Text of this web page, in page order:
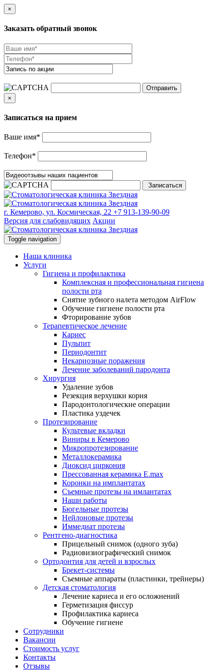
×
Заказать обратный звонок
×
Записаться на прием
Ваше имя*
Телефон*
г. Кемерово, ул. Космическая, 22 +7 913-139-90-09
Версия для слабовидящих Акции
Toggle navigation
Наша клиника
Услуги
Гигиена и профилактика
Комплексная и профессиональная гигиена
полости рта
Снятие зубного налета методом AirFlow
Обучение гигиене полости рта
Фторирование зубов
Терапевтическое лечение
Кариес
Пульпит
Периодонтит
Некариозные поражения
Лечение заболеваний пародонта
Хирургия
Удаление зубов
Резекция верхушки корня
Пародонтологические операции
Пластика уздечек
Протезирование
Культевые вкладки
Виниры в Кемерово
Микропротезирование
Металлокерамика
Диоксид циркония
Прессованная керамика E.max
Коронки на имплантатах
Съемные протезы на имлантатах
Наши работы
Бюгельные протезы
Нейлоновые протезы
Иммедиат протезы
Рентгено-диагностика
Прицельный снимок (одного зуба)
Радиовизиографический снимок
Ортодонтия для детей и взрослых
Брекет-системы
Съемные аппараты (пластинки, трейнеры)
Детская стоматология
Лечение кариеса и его осложнений
Герметизация фиссур
Профилактика кариеса
Обучение гигиене
Сотрудники
Вакансии
Стоимость услуг
Контакты
Отзывы